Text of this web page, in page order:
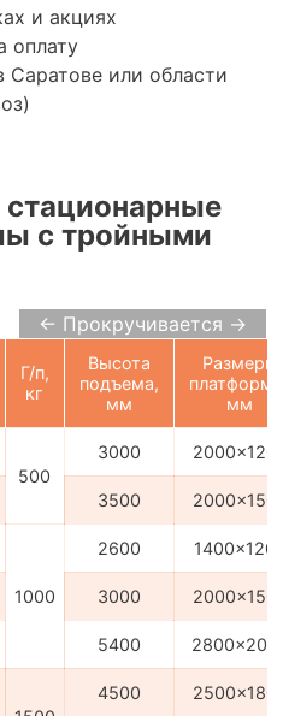
и акциях
оплату
или области
с тройными
← Прокручивается →
Г/п,
кг
Высота
подъема,
мм
Размеры
мм
500
3000
3500
1000
2600
3000
5400
4500